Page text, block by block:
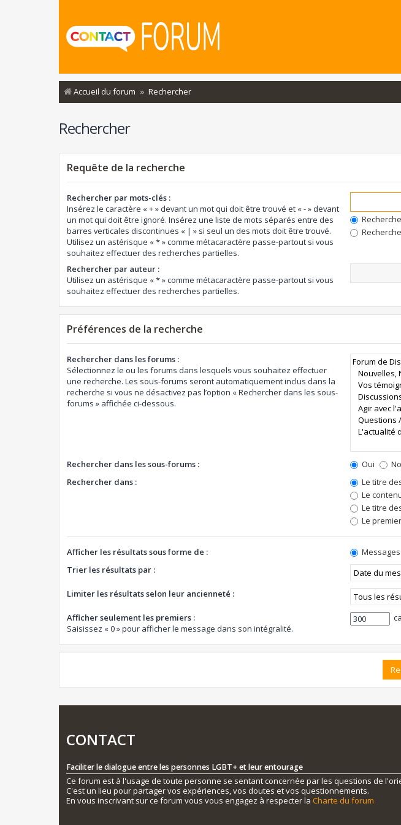
Accueil du forum Rechercher
Rechercher
Requête de la recherche
Rechercher par mots-clés :
Insérez le caractère « + » devant un mot qui doit être trouvé et « - » devant
un mot qui doit être ignoré. Insérez une liste de mots séparés entre des
barres verticales discontinues « | » si seul un des mots doit être trouvé.
Utilisez un astérisque « * » comme métacaractère passe-partout si vous
souhaitez effectuer des recherches partielles.
Rechercher par auteur :
Utilisez un astérisque « * » comme métacaractère passe-partout si vous
souhaitez effectuer des recherches partielles.
Préférences de la recherche
Rechercher dans les forums :
Sélectionnez le ou les forums dans lesquels vous souhaitez effectuer
une recherche. Les sous-forums seront automatiquement inclus dans la
recherche si vous ne désactivez pas l’option « Rechercher dans les sous-
forums » affichée ci-dessous.
Rechercher dans les sous-forums : Oui
Rechercher dans :
Le titre
Le
Le titre
Le
Afficher les résultats sous forme de : Messages
Trier les résultats par :
Limiter les résultats selon leur ancienneté :
Afficher seulement les premiers :
Saisissez « 0 » pour afficher le message dans son intégralité.
CONTACT
Faciliter le dialogue entre les personnes LGBT+ et leur entourage
Ce forum est à l'usage de toute personne se sentant concernée par les questions de
C'est un lieu pour partager vos expériences, vos doutes et vos questionnements.
En vous inscrivant sur ce forum vous vous engagez à respecter la Charte du forum